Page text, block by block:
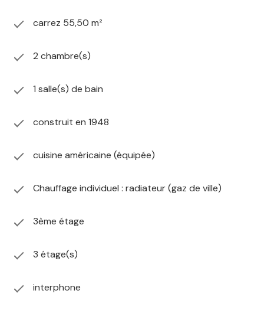
carrez 55,50 m²
2 chambre(s)
1 salle(s) de bain
construit en 1948
cuisine américaine (équipée)
Chauffage individuel : radiateur (gaz de ville)
3ème étage
3 étage(s)
interphone